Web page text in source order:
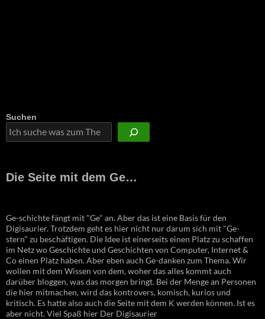
Suchen
Die Seite mit dem Ge…
Ge-schichte fängt mit "Ge" an. Aber das ist eine Basis für den
Digisaurier. Trotzdem geht es hier nicht nur darum sich mit "Ge-
stern" zu beschäftigen. Die Idee ist einerseits einen Platz zu schaffen
im Netz wo Geschichte und Geschichten von Computer, Internet &
Co einen Platz haben. Aber eben auch Ge-danken zum Thema. Wir
wollen mit dem Wissen von dem, woher das alles kommt auch
darüber bloggen, was das morgen bringt. Bei der Menge an Personen
die hier mitmachen, wird das kontrovers, komisch, kurios und
kritisch. Es hatte also auch die Seite mit dem K werden können. Ist es
aber nicht. Viel Spaß hier Der Digisaurier